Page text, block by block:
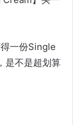
一份Single
是不是超划算